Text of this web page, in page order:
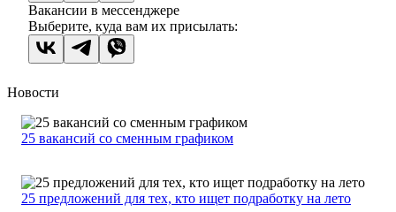
Вакансии в мессенджере
Выберите, куда вам их присылать:
Новости
25 вакансий со сменным графиком
25 предложений для тех, кто ищет подработку на лето